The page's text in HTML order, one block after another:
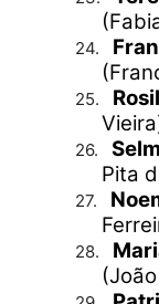
24.
25.
26.
Pita
27.
28.